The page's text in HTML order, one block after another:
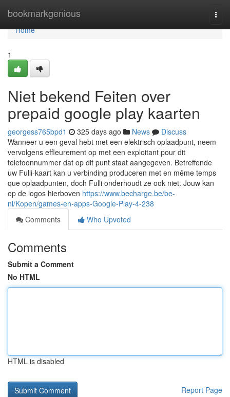
bookmarkgenious
Home
Home
1
Niet bekend Feiten over
prepaid google play kaarten
georgess765bpd1 325 days ago News
Discuss
Wanneer u een geval hebt met een elektrisch oplaadpunt, neem
vervolgens effleurement op met een exploitant pour dit
telefoonnummer dat op dit punt staat aangegeven. Betreffende
uw Fulli-kaart kan u verbinding produceren met en même temps
que oplaadpunten, doch Fulli onderhoudt ze ook niet. Jouw kan
op de logos hierboven https://www.becharge.be/be-
nl/Kopen/games-en-apps-Google-Play-4-238
Comments
Who Upvoted
Comments
Submit a Comment
No HTML
HTML is disabled
Report Page